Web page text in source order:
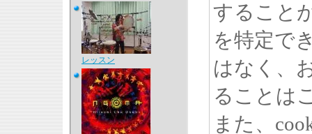
レッスン
すること
を特定で
はなく、
ることは
また、